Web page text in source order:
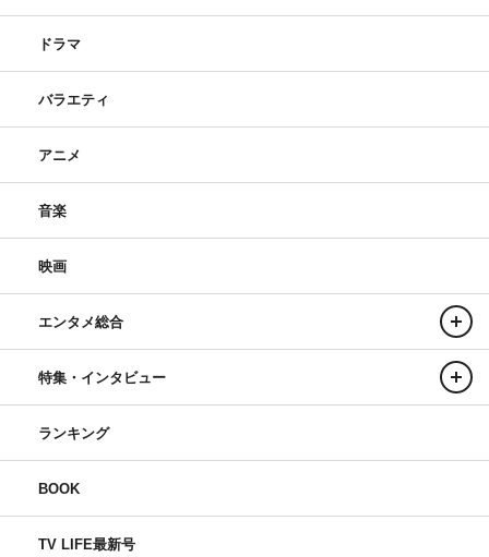
ドラマ
バラエティ
アニメ
音楽
映画
エンタメ総合
特集・インタビュー
ランキング
BOOK
TV LIFE最新号